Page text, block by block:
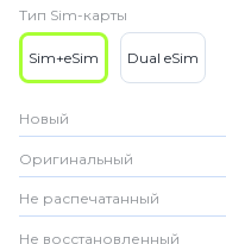
Тип Sim-карты
Sim+eSim Dual eSim
Новый
Оригинальный
Не распечатанный
Не восстановленный